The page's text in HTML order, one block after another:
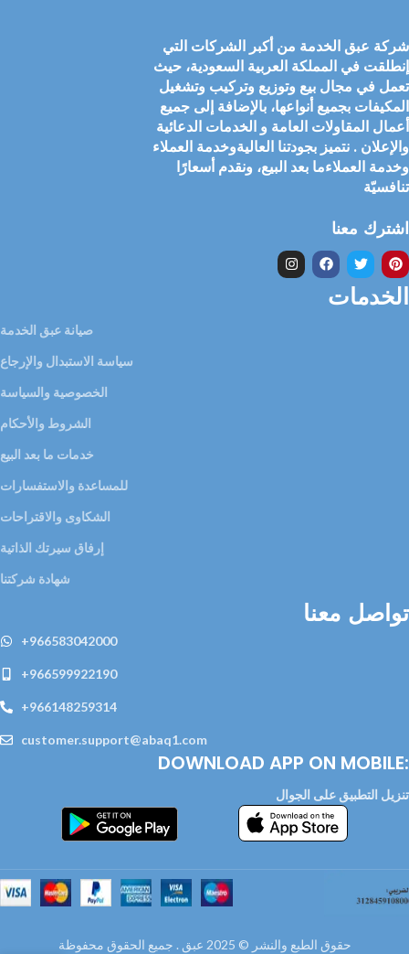
شركة عبق الخدمة من أكبر الشركات التي
إنطلقت في المملكة العربية السعودية، حيث
تعمل في مجال بيع وتوزيع وتركيب وتشغيل
المكيفات بجميع أنواعها، بالإضافة إلى جميع
أعمال المقاولات العامة و الخدمات الدعائية
والإعلان . نتميز بجودتنا العاليةوخدمة العملاء
وخدمة العملاءما بعد البيع، ونقدم أسعارًا
تنافسيّة
اشترك معنا
الخدمات
صيانة عبق الخدمة
سياسة الاستبدال والإرجاع
الخصوصية والسياسة
الشروط والأحكام
خدمات ما بعد البيع
للمساعدة والاستفسارات
الشكاوى والاقتراحات
إرفاق سيرتك الذاتية
شهادة شركتنا
تواصل معنا
+966583042000
+966599922190
+966148259314
customer.support@abaq1.com
DOWNLOAD APP ON MOBILE:
تنزيل التطبيق على الجوال
حقوق الطبع والنشر © 2025 عبق . جميع الحقوق محفوظة